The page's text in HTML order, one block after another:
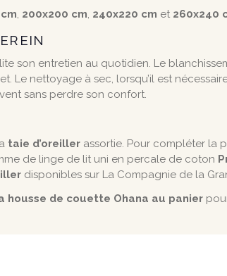
, 200x200 cm, 240x220 cm et 260x240
son entretien au quotidien. Le
Le nettoyage à sec, lorsqu’il est
sans perdre son confort.
taie d’oreiller assortie. Pour compléter la
de linge de lit uni en percale de coton
disponibles sur La Compagnie de la
housse de couette Ohana au panier